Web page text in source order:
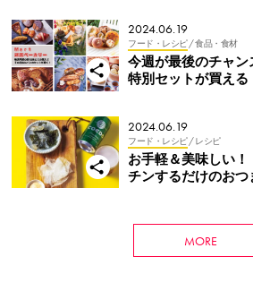
2024.06.19
フード・レシピ/ 食品・食材
今週が最後のチャ
特別セットが買え
2024.06.19
フード・レシピ/ レシピ
お手軽＆美味しい
チンするだけのおつ
MORE